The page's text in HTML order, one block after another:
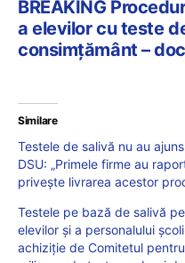
BREAKING
a elevilor cu teste
consimțământ –
Similare
Testele de salivă nu au
DSU: „Primele firme au
privește livrarea acestor
Testele pe bază de salivă
elevilor și a personalului
achiziție de Comitetul